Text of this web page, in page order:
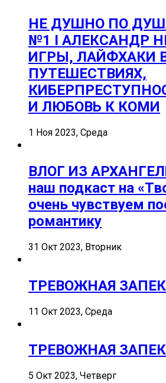
НЕ ДУШНО ПО
№1 I АЛЕКСАНДР
ИГРЫ, ЛАЙФХАКИ
ПУТЕШЕСТВИЯХ,
И ЛЮБОВЬ К КОМИ
1 Ноя 2023, Среда
ВЛОГ ИЗ
наш подкаст на
очень чувствуем
романтику
31 Окт 2023, Вторник
ТРЕВОЖНАЯ
11 Окт 2023, Среда
ТРЕВОЖНАЯ
5 Окт 2023, Четверг